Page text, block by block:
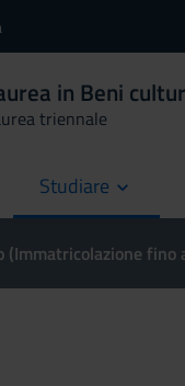
in Beni
triennale
Studiare
(Immatricolazione